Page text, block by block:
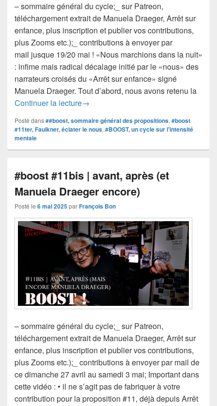
– sommaire général du cycle;_ sur Patreon,
téléchargement extrait de Manuela Draeger, Arrêt sur
enfance, plus inscription et publier vos contributions,
plus Zooms etc.);_ contributions à envoyer par
mail jusque 19/20 mai ! «Nous marchions dans la nuit»
: infime mais radical décalage initié par le «nous» des
narrateurs croisés du «Arrêt sur enfance» signé
Manuela Draeger. Tout d’abord, nous avons retenu la
Continuer la lecture#boost #11ter | Draeger versus
→
Posté dans##boost, sommaire général des propositions, #boost
#11ter, Faulkner, éclater le nous, #BOOST, un cycle sur l'intensité
mentale
#boost #11bis | avant, après (et
Manuela Draeger encore)
Posté le 6 mai 2025parFrançois Bon
– sommaire général du cycle;_ sur Patreon,
téléchargement extrait de Manuela Draeger, Arrêt sur
enfance, plus inscription et publier vos contributions,
plus Zooms etc.);_ contributions à envoyer par mail de
ce dimanche 27 avril au samedi 3 mai; Important dans
cette vidéo : • il ne s’agit pas de fabriquer à votre
contribution pour la proposition #11, déjà depuis Arrêt